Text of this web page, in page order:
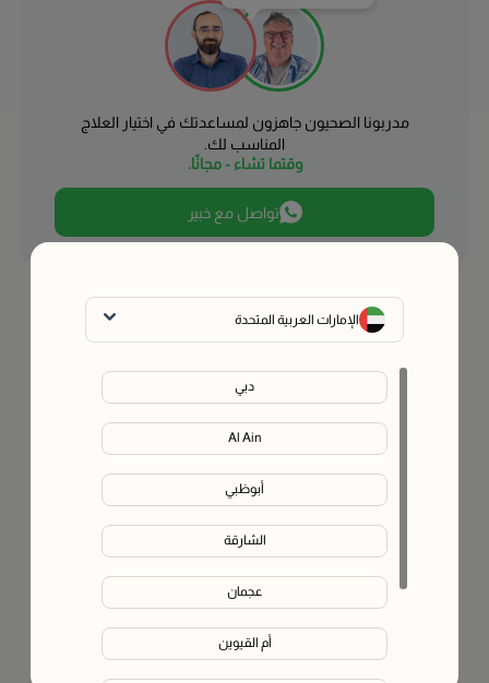
الإمارات العربية المتحدة
دبي
Al Ain
أبوظبي
الشارقة
عجمان
أم القيوين
مدربونا الصحيون جاهزون لمساعدتك في اختيار العلاج
المناسب لك.
وقتما تشاء - مجانًا.
تواصل مع خبير